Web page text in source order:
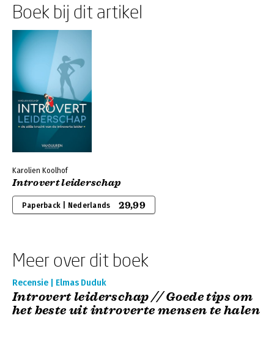
Boek bij dit artikel
Karolien Koolhof
Introvert leiderschap
Paperback | Nederlands 29,99
Meer over dit boek
Recensie | Elmas Duduk
Introvert leiderschap // Goede tips om
het beste uit introverte mensen te halen